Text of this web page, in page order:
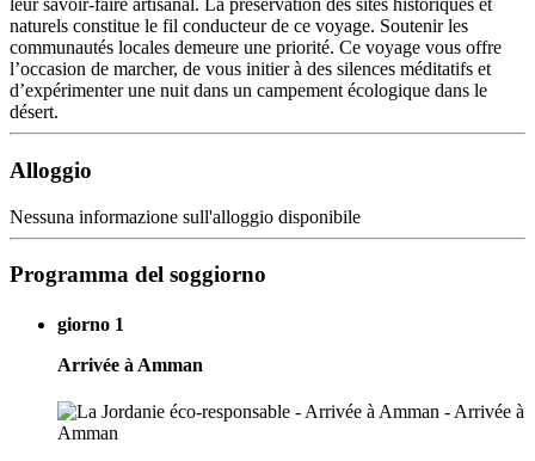
leur savoir-faire artisanal. La préservation des sites historiques et
naturels constitue le fil conducteur de ce voyage. Soutenir les
communautés locales demeure une priorité. Ce voyage vous offre
l’occasion de marcher, de vous initier à des silences méditatifs et
d’expérimenter une nuit dans un campement écologique dans le
désert.
Alloggio
Nessuna informazione sull'alloggio disponibile
Programma del soggiorno
giorno 1
Arrivée à Amman